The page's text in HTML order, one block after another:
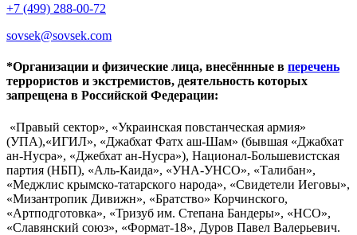
+7 (499) 288-00-72
sovsek@sovsek.com
*Организации и физические лица, внесённные в перечень
террористов и экстремистов, деятельность которых
запрещена в Российской Федерации:
«Правый сектор», «Украинская повстанческая армия»
(УПА),«ИГИЛ», «Джабхат Фатх аш-Шам» (бывшая «Джабхат
ан-Нусра», «Джебхат ан-Нусра»), Национал-Большевистская
партия (НБП), «Аль-Каида», «УНА-УНСО», «Талибан»,
«Меджлис крымско-татарского народа», «Свидетели Иеговы»,
«Мизантропик Дивижн», «Братство» Корчинского,
«Артподготовка», «Тризуб им. Степана Бандеры», «НСО»,
«Славянский союз», «Формат-18», Дуров Павел Валерьевич.